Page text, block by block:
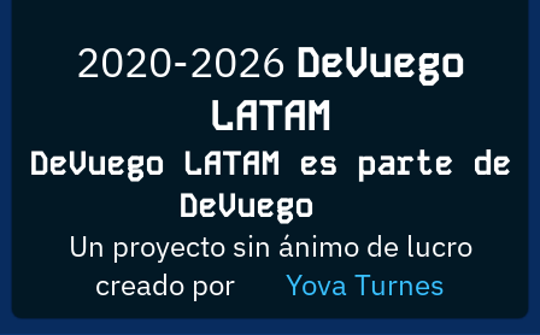
2020-2026 DeVuego
LATAM
DeVuego LATAM es parte de
DeVuego
Un proyecto sin ánimo de lucro
creado por
Yova Turnes